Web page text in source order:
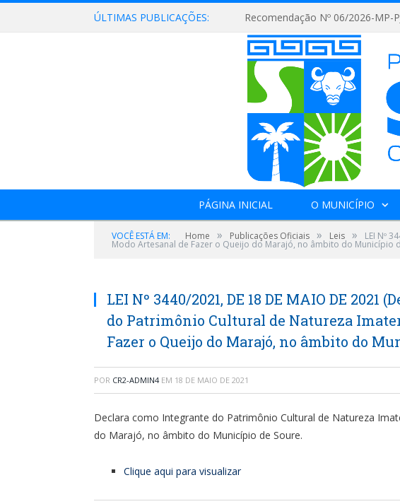
ÚLTIMAS PUBLICAÇÕES: Recomendação Nº 06/2026-MP-
PÁGINA INICIAL O MUNICÍPIO
VOCÊ ESTÁ EM: Home » Publicações Oficiais » Leis » LEI Nº
Modo Artesanal de Fazer o Queijo do Marajó, no âmbito do Município
LEI Nº 3440/2021, DE 18 DE MAIO DE 2021
do Patrimônio Cultural de Natureza
Fazer o Queijo do Marajó, no âmbito do
POR CR2-ADMIN4 EM 18 DE MAIO DE 2021
Declara como Integrante do Patrimônio Cultural de Natureza
do Marajó, no âmbito do Município de Soure.
Clique aqui para visualizar